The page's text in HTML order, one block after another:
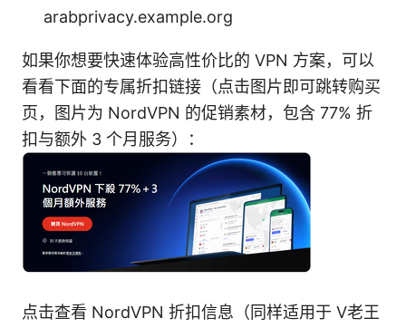
arabprivacy.example.org
如果你想要快速体验高性价比的 VPN 方案，可以
看看下面的专属折扣链接（点击图片即可跳转购买
页，图片为 NordVPN 的促销素材，包含 77% 折
扣与额外 3 个月服务）：
点击查看 NordVPN 折扣信息（同样适用于 V老王